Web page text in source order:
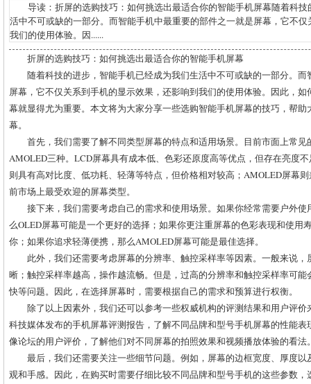
导读：折屏的选购技巧：如何挑选出最适合你的智能手机屏幕随着科技
活中不可或缺的一部分。而智能手机中最重要的部件之一就是屏幕，它不
我们的使用体验。因......
折屏的选购技巧：如何挑选出最适合你的智能手机屏幕
随着科技的进步，智能手机已经成为我们生活中不可或缺的一部分。
屏幕，它不仅关系到手机的显示效果，还影响到我们的使用体验。因此，
幕就显得尤为重要。本文将为大家分享一些选购智能手机屏幕的技巧，帮
幕。
首先，我们需要了解不同类型屏幕的特点和适用场景。目前市面上常
AMOLED三种。LCD屏幕具有成本低、色彩还原度高等优点，但存在亮度
则具有高对比度、低功耗、轻薄等特点，但价格相对较高；AMOLED屏幕
前市场上最受欢迎的屏幕类型。
接下来，我们需要考虑自己的需求和使用场景。如果你经常需要户外
么OLED屏幕可能是一个更好的选择；如果你更注重屏幕的色彩表现和使用
你；如果你追求轻薄便携，那么AMOLED屏幕可能是最佳选择。
此外，我们还需要考虑屏幕的分辨率、触控采样率等因素。一般来说
晰；触控采样率越高，操作越流畅。但是，过高的分辨率和触控采样率可
快等问题。因此，在选择屏幕时，需要根据自己的需求和预算进行权衡。
除了以上因素外，我们还可以参考一些权威机构的评测结果和用户评
科技媒体发布的手机屏幕评测报告，了解不同品牌和型号手机屏幕的性能
像论坛的用户评价，了解他们对不同屏幕的拍照效果和视频播放体验的看法
最后，我们还需要关注一些细节问题。例如，屏幕的边框宽度、厚度
观和手感。因此，在购买时需要仔细比较不同品牌和型号手机的这些参数